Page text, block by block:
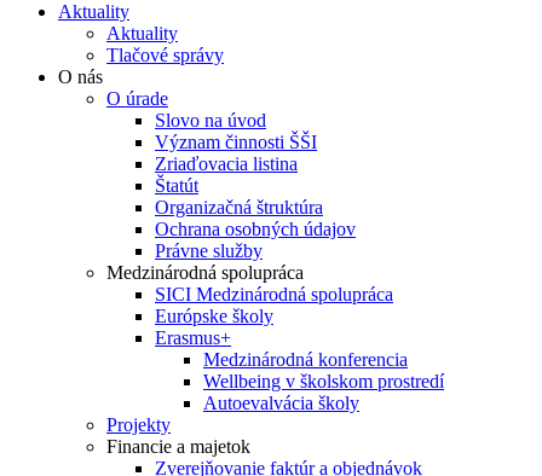
Aktuality
Aktuality
Tlačové správy
O nás
O úrade
Slovo na úvod
Význam činnosti ŠŠI
Zriaďovacia listina
Štatút
Organizačná štruktúra
Ochrana osobných údajov
Právne služby
Medzinárodná spolupráca
SICI Medzinárodná spolupráca
Európske školy
Erasmus+
Medzinárodná konferencia
Wellbeing v školskom prostredí
Autoevalvácia školy
Projekty
Financie a majetok
Zverejňovanie faktúr a objednávok